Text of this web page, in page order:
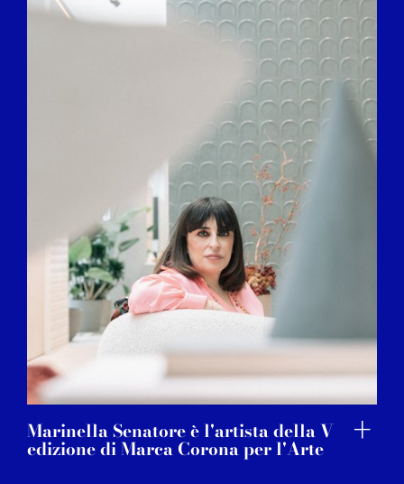
Marinella Senatore è l'artista della V
edizione di Marca Corona per l'Arte